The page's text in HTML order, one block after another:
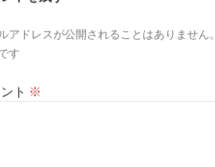
アドレスが公開されることはありません。
す
ト ※